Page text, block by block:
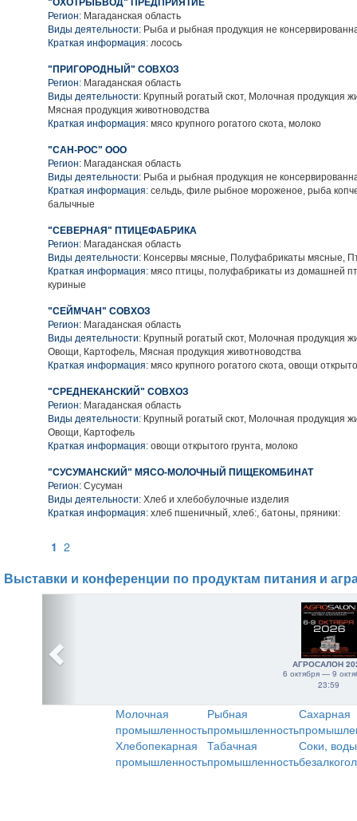
"ОХОТРЫБВОД" ПРЕДПРИЯТИЕ
Регион: Магаданская область
Виды деятельности: Рыба и рыбная продукция не
Краткая информация: лосось
"ПРИГОРОДНЫЙ" СОВХОЗ
Регион: Магаданская область
Виды деятельности: Крупный рогатый скот, Молочная продукция
Мясная продукция животноводства
Краткая информация: мясо крупного рогатого скота, молоко
"САН-РОС" ООО
Регион: Магаданская область
Виды деятельности: Рыба и рыбная продукция не
Краткая информация: сельдь, филе рыбное мороженое, рыба
балычные
"СЕВЕРНАЯ" ПТИЦЕФАБРИКА
Регион: Магаданская область
Виды деятельности: Консервы мясные, Полуфабрикаты мясные,
Краткая информация: мясо птицы, полуфабрикаты из домашней
куриные
"СЕЙМЧАН" СОВХОЗ
Регион: Магаданская область
Виды деятельности: Крупный рогатый скот, Молочная продукция
Овощи, Картофель, Мясная продукция животноводства
Краткая информация: мясо крупного рогатого скота, овощи
"СРЕДНЕКАНСКИЙ" СОВХОЗ
Регион: Магаданская область
Виды деятельности: Крупный рогатый скот, Молочная продукция
Овощи, Картофель
Краткая информация: овощи открытого грунта, молоко
"СУСУМАНСКИЙ" МЯСО-МОЛОЧНЫЙ ПИЩЕКОМБИНАТ
Регион: Сусуман
Виды деятельности: Хлеб и хлебобулочные изделия
Краткая информация: хлеб пшеничный, хлеб:, батоны, пряники:
1 2
Выставки и конференции по продуктам питания и
АГРОСАЛОН
6 октября — 9
23:59
Молочная
промышленность
Рыбная
промышленность
Сахарная
Хлебопекарная
промышленность
Табачная
промышленность
Соки,